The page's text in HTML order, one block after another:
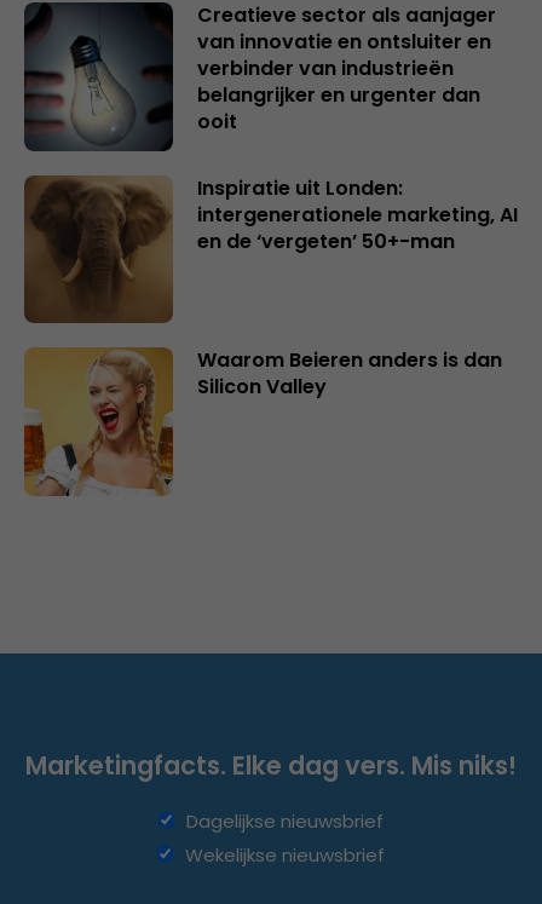
Creatieve sector als aanjager
van innovatie en ontsluiter en
verbinder van industrieën
belangrijker en urgenter dan
ooit
Inspiratie uit Londen:
intergenerationele marketing, AI
en de ‘vergeten’ 50+-man
Waarom Beieren anders is dan
Silicon Valley
Marketingfacts. Elke dag vers. Mis niks!
Dagelijkse nieuwsbrief
Wekelijkse nieuwsbrief